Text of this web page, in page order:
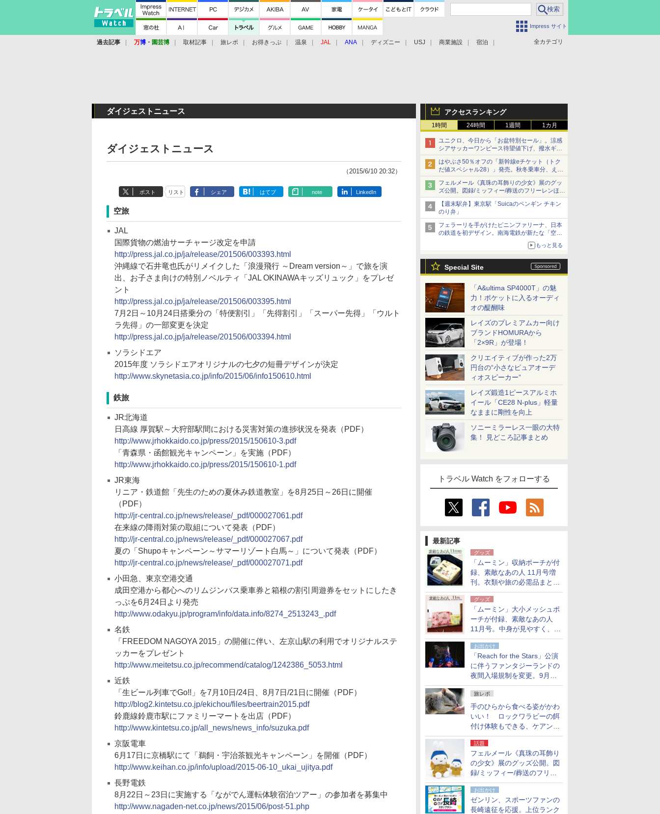
Impress サイト
全カテゴリ
過去記事 万博 ・ 園芸博 取材記事 旅レポ お得きっぷ 温泉 JAL ANA ディズニー USJ 商業施設 宿泊
アクセスランキング
1時間 24時間 1週間 1カ月
ユニクロ、今日から「お盆特別セール」。涼感
シアサッカーワンピース待望値下げ、撥水ギア
ショーツは1990円に
はやぶさ50％オフの「新幹線eチケット（トク
だ値スペシャル28）」発売。秋冬乗車分、えき
ねっと限定
フェルメール《真珠の耳飾りの少女》展のグッ
ズ公開。図録/ミッフィー/葬送のフリーレンほ
か、注目ブランドコラボが実現
【週末駅弁】東京駅「Suicaのペンギン チキン
のり弁」
フェラーリを手がけたピニンファリーナ、日本
の鉄道を初デザイン。南海電鉄が新たな「空港
もっと見る
Special Site
「A&ultima SP4000T」の魅
力！ポケットに入るオーディ
オの醍醐味
レイズのプレミアムカー向け
ブランドHOMURAから
「2×9R」が登場！
クリエイティブが作った2万
円台の“小さなピュアオーデ
ィオスピーカー”
レイズ鍛造1ピースアルミホ
イール「CE28 N-plus」軽量
なままに剛性を向上
ソニーミラーレス一眼の大特
集！ 見どころ記事まとめ
トラベル Watch をフォローする
最新記事
グッズ
「ムーミン」収納ポーチが付
録、素敵なあの人 11月号増
刊。衣類や旅の必需品まとま
る大小2個セット
グッズ
「ムーミン」大小メッシュポ
ーチが付録、素敵なあの人
11月号。中身が見やすく、温
泉スパにも使える
お出かけ
「Reach for the Stars」公演
に伴うファンタジーランドの
夜間入場規制を変更。9月か
ら18時50分～20時ごろに
旅レポ
手のひらから食べる姿がかわ
いい！ ロックワラビーの餌
付け体験もできる、ケアンズ
でアサートン高原の日本語ガ
イド付きツアーに参加してみ
た
話題
フェルメール《真珠の耳飾り
の少女》展のグッズ公開。図
録/ミッフィー/葬送のフリー
レンほか、注目ブランドコラ
ボが実現
お出かけ
ゼンリン、スポーツファンの
長崎遠征を応援。上位ランク
ダイジェストニュース
ダイジェストニュース
（2015/6/10 20:32）
ポスト リスト シェア はてブ note LinkedIn
空旅
JAL
国際貨物の燃油サーチャージ改定を申請
http://press.jal.co.jp/ja/release/201506/003393.html
沖縄線で石井竜也氏がリメイクした「浪漫飛行 ～Dream version～」で旅を演
出、お子さま向けの特別ノベルティ「JAL OKINAWAキッズリュック」をプレゼ
ント
http://press.jal.co.jp/ja/release/201506/003395.html
7月2日～10月24日搭乗分の「特便割引」「先得割引」「スーパー先得」「ウルト
ラ先得」の一部変更を決定
http://press.jal.co.jp/ja/release/201506/003394.html
ソラシドエア
2015年度 ソラシドエアオリジナルの七夕の短冊デザインが決定
http://www.skynetasia.co.jp/info/2015/06/info150610.html
鉄旅
JR北海道
日高線 厚賀駅～大狩部駅間における災害対策の進捗状況を発表（PDF）
http://www.jrhokkaido.co.jp/press/2015/150610-3.pdf
「青森県・函館観光キャンペーン」を実施（PDF）
http://www.jrhokkaido.co.jp/press/2015/150610-1.pdf
JR東海
リニア・鉄道館「先生のための夏休み鉄道教室」を8月25日～26日に開催
（PDF）
http://jr-central.co.jp/news/release/_pdf/000027061.pdf
在来線の降雨対策の取組について発表（PDF）
http://jr-central.co.jp/news/release/_pdf/000027067.pdf
夏の「Shupoキャンペーン～サマーリゾート白馬～」について発表（PDF）
http://jr-central.co.jp/news/release/_pdf/000027071.pdf
小田急、東京空港交通
成田空港から都心へのリムジンバス乗車券と箱根の割引周遊券をセットにしたき
っぷを6月24日より発売
http://www.odakyu.jp/program/info/data.info/8274_2513243_.pdf
名鉄
「FREEDOM NAGOYA 2015」の開催に伴い、左京山駅の利用でオリジナルステ
ッカーをプレゼント
http://www.meitetsu.co.jp/recommend/catalog/1242386_5053.html
近鉄
「生ビール列車でGo!!」を7月10日/24日、8月7日/21日に開催（PDF）
http://blog2.kintetsu.co.jp/ekichou/files/beertrain2015.pdf
鈴鹿線鈴鹿市駅にファミリーマートを出店（PDF）
http://www.kintetsu.co.jp/all_news/news_info/suzuka.pdf
京阪電車
6月17日に京橋駅にて「鵜飼・宇治茶観光キャンペーン」を開催（PDF）
http://www.keihan.co.jp/info/upload/2015-06-10_ukai_ujitya.pdf
長野電鉄
8月22日～23日に実施する「ながでん運転体験宿泊ツアー」の参加者を募集中
http://www.nagaden-net.co.jp/news/2015/06/post-51.php